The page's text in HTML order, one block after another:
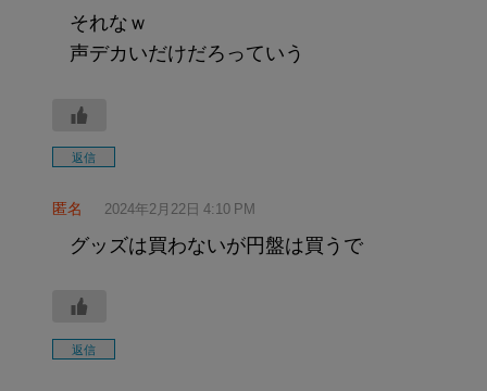
それなｗ
声デカいだけだろっていう
返信
匿名 2024年2月22日 4:10 PM
グッズは買わないが円盤は買うで
返信